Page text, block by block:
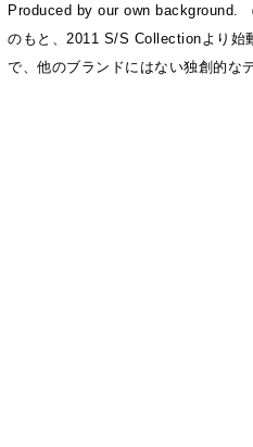
Produced by our own background.
のもと、2011 S/S Collectionより始
で、他のブランドにはない独創的な